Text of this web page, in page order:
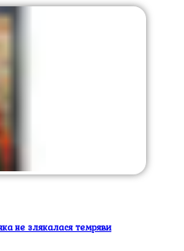
не злякалася темряви